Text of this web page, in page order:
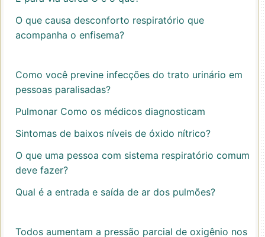
O que causa desconforto respiratório que
acompanha o enfisema?
Como você previne infecções do trato urinário em
pessoas paralisadas?
Pulmonar Como os médicos diagnosticam
Sintomas de baixos níveis de óxido nítrico?
O que uma pessoa com sistema respiratório comum
deve fazer?
Qual é a entrada e saída de ar dos pulmões?
Todos aumentam a pressão parcial de oxigênio nos